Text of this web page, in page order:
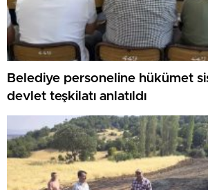
Belediye personeline hükümet
devlet teşkilatı anlatıldı